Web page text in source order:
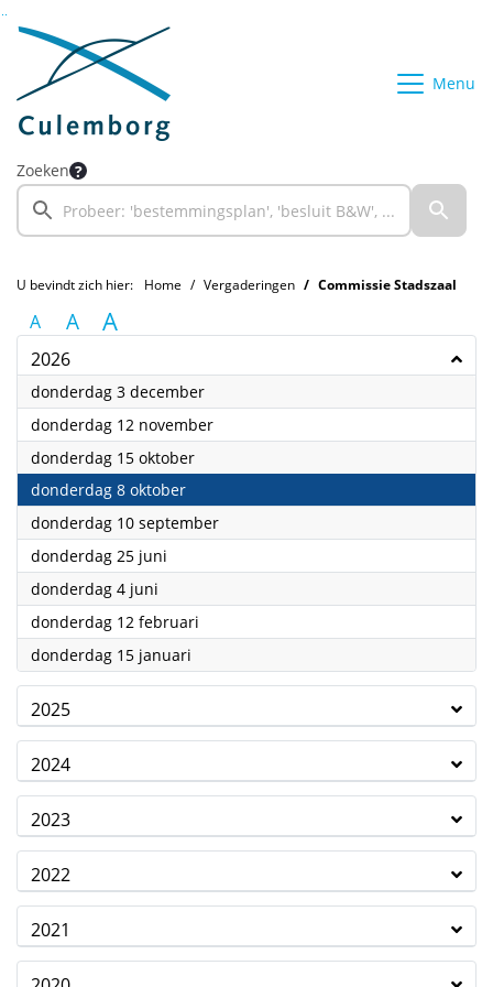
Ga naar de inhoud van deze pagina
Ga naar het zoeken
Ga naar het menu
Menu
Zoeken
U bevindt zich hier: Home Vergaderingen Commissie Stadszaal
A A A
2026
donderdag 3 december2026
donderdag 12 november2026
donderdag 15 oktober2026
donderdag 8 oktober2026
donderdag 10 september2026
donderdag 25 juni
donderdag 4 juni
donderdag 12 februari
donderdag 15 januari
2025
2024
2023
2022
2021